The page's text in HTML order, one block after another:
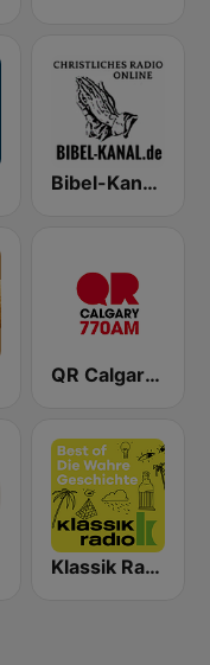
Bibel-Kanal - Christliches Radio
QR Calgary 770 AM
Klassik Radio Die Wahre Geschichte